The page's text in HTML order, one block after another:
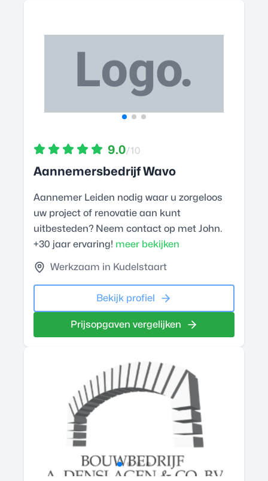
9.0/10
Aannemersbedrijf Wavo
Aannemer Leiden nodig waar u zorgeloos
uw project of renovatie aan kunt
uitbesteden? Neem contact op met John.
+30 jaar ervaring! meer bekijken
Werkzaam in Kudelstaart
Bekijk profiel
Prijsopgaven vergelijken